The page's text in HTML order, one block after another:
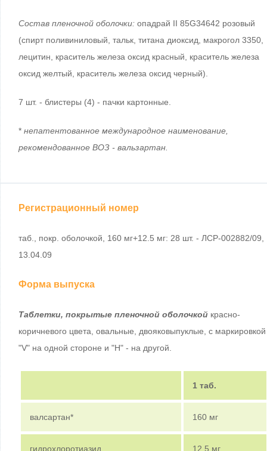
Состав пленочной оболочки: опадрай II 85G34642 розовый
(спирт поливиниловый, тальк, титана диоксид, макрогол 3350,
лецитин, краситель железа оксид красный, краситель железа
оксид желтый, краситель железа оксид черный).
7 шт. - блистеры (4) - пачки картонные.
* непатентованное международное наименование,
рекомендованное ВОЗ - вальзартан.
Регистрационный номер
таб., покр. оболочкой, 160 мг+12.5 мг: 28 шт. - ЛСР-002882/09,
13.04.09
Форма выпуска
Таблетки, покрытые пленочной оболочкой красно-
коричневого цвета, овальные, двояковыпуклые, с маркировкой
"V" на одной стороне и "H" - на другой.
1 таб.
валсартан* 160 мг
гидрохлоротиазид 12.5 мг